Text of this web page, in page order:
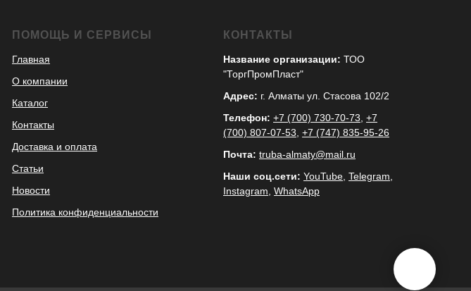
ПОМОЩЬ И СЕРВИСЫ
Главная
О компании
Каталог
Контакты
Доставка и оплата
Статьи
Новости
Политика конфиденциальности
КОНТАКТЫ
Название организации: ТОО
"ТоргПромПласт"
Адрес: г. Алматы ул. Стасова 102/2
Телефон: +7 (700) 730-70-73 +7
(700) 807-07-53 +7 (747) 835-95-26
Почта: truba-almaty@mail.ru
Наши соц.сети: YouTube Telegram
Instagram WhatsApp